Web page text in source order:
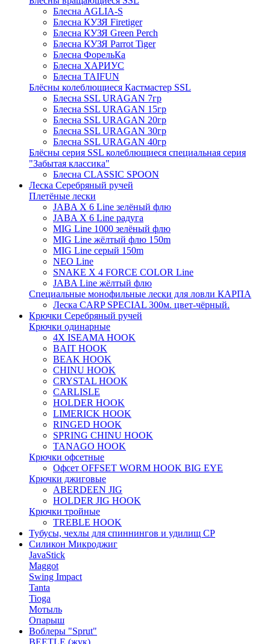
Блесна AGLIA-S
Блесна КУЗЯ Firetiger
Блесна КУЗЯ Green Perch
Блесна КУЗЯ Parrot Tiger
Блесна ФорельКа
Блесна ХАРИУС
Блесна TAIFUN
Блёсны колеблющиеся Кастмастер SSL
Блесна SSL URAGAN 7гр
Блесна SSL URAGAN 15гр
Блесна SSL URAGAN 20гр
Блесна SSL URAGAN 30гр
Блесна SSL URAGAN 40гр
Блёсны серия SSL колеблющиеся специальная серия
"Забытая классика"
Блесна CLASSIC SPOON
Леска Серебряный ручей
Плетёные лески
JABA X 6 Line зелёный флю
JABA X 6 Line радуга
MIG Line 1000 зелёный флю
MIG Line жёлтый флю 150m
MIG Line серый 150m
NEO Line
SNAKE X 4 FORCE COLOR Line
JABA Line жёлтый флю
Специальные монофильные лески для ловли КАРПА
Леска CARP SPECIAL 300м. цвет-чёрный.
Крючки Серебряный ручей
Крючки одинарные
4X ISEAMA HOOK
BAIT HOOK
BEAK HOOK
CHINU HOOK
CRYSTAL HOOK
CARLISLE
HOLDER HOOK
LIMERICK HOOK
RINGED HOOK
SPRING CHINU HOOK
TANAGO HOOK
Крючки офсетные
Офсет OFFSET WORM HOOK BIG EYE
Крючки джиговые
ABERDEEN JIG
HOLDER JIG HOOK
Крючки тройные
TREBLE HOOK
Тубусы, чехлы для спиннингов и удилищ СР
Силикон Микроджиг
JavaStick
Maggot
Swing Impact
Tanta
Tioga
Мотыль
Опарыш
Воблеры "Sprut"
BEETLE (жук)